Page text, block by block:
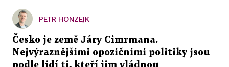
PETR HONZEJK
Česko je země Járy Cimrmana.
Nejvýraznějšími opozičními politiky jsou
podle lidí ti, kteří jim vládnou